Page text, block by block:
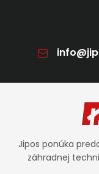
info@
Jipos ponúka
záhradnej